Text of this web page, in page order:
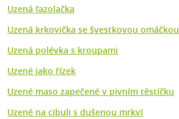
Uzená fazolačka
Uzená krkovička se švestkovou omáčkou
Uzená polévka s kroupami
Uzené jako řízek
Uzené maso zapečené v pivním těstíčku
Uzené na cibuli s dušenou mrkví